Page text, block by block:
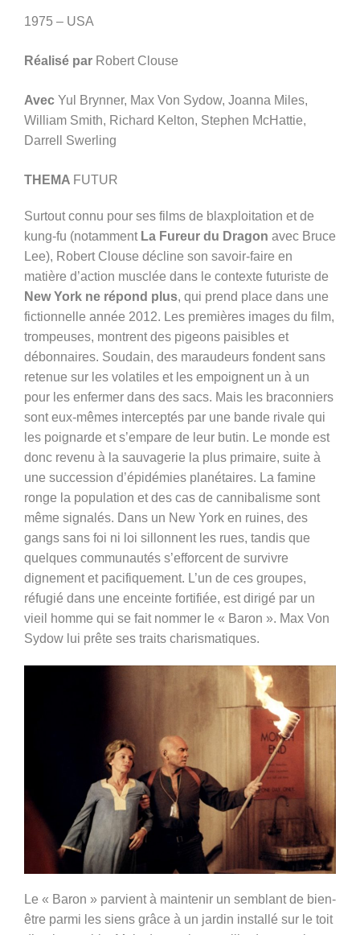
1975 – USA
Réalisé par Robert Clouse
Avec Yul Brynner, Max Von Sydow, Joanna Miles,
William Smith, Richard Kelton, Stephen McHattie,
Darrell Swerling
THEMA FUTUR
Surtout connu pour ses films de blaxploitation et de
kung-fu (notamment La Fureur du Dragon avec Bruce
Lee), Robert Clouse décline son savoir-faire en
matière d’action musclée dans le contexte futuriste de
New York ne répond plus, qui prend place dans une
fictionnelle année 2012. Les premières images du film,
trompeuses, montrent des pigeons paisibles et
débonnaires. Soudain, des maraudeurs fondent sans
retenue sur les volatiles et les empoignent un à un
pour les enfermer dans des sacs. Mais les braconniers
sont eux-mêmes interceptés par une bande rivale qui
les poignarde et s’empare de leur butin. Le monde est
donc revenu à la sauvagerie la plus primaire, suite à
une succession d’épidémies planétaires. La famine
ronge la population et des cas de cannibalisme sont
même signalés. Dans un New York en ruines, des
gangs sans foi ni loi sillonnent les rues, tandis que
quelques communautés s’efforcent de survivre
dignement et pacifiquement. L’un de ces groupes,
réfugié dans une enceinte fortifiée, est dirigé par un
vieil homme qui se fait nommer le « Baron ». Max Von
Sydow lui prête ses traits charismatiques.
Le « Baron » parvient à maintenir un semblant de bien-
être parmi les siens grâce à un jardin installé sur le toit